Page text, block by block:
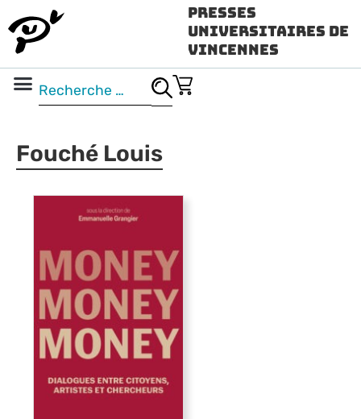
Presses
Universitaires de
Vincennes
Fouché Louis